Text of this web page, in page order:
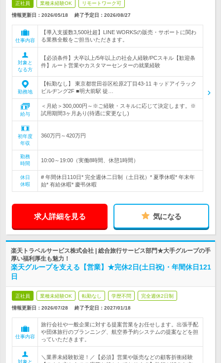
正社員 業種未経験OK リモートワーク可
情報更新日：2026/05/18 終了予定日： 2026/08/27
仕事内容
【導入支援数3,500社超】LINE WORKSの販売・サポートに関わ
る業務全般をご担当いただきます。
対象と
なる方
【必須条件】大卒以上/5年以上の社会人経験/PCスキル【歓迎条
件】ルート営業やカスタマーセンターの就業経験
勤務地
【転勤なし】 東京都世田谷区松原2丁目43-11 キッドアイラック
ビルヂング2F ■明大前駅 徒…
給与
＜月給＞300,000円～※ご経験・スキルに応じて決定します。※
試用期間3ヶ月あり(待遇に変更なし)
初年度
年収
360万円～420万円
勤務
時間
10:00～19:00（実働8時間、休憩1時間）
休日
休暇
# 年間休日110日* 完全週休二日制（土日祝）* 夏季休暇* 年末年
始* 有給休暇* 慶弔休暇
求人詳細を見る 気になる
楽天トラベルサービス株式会社 | 総合旅行サービス部門★大手グループの手
厚い福利厚生も魅力！
楽天グループを支える【営業】★完休2日(土日祝)・年間休日121
日
正社員 業種未経験OK 転勤なし 学歴不問 完全週休2日制
情報更新日：2026/07/28 終了予定日： 2027/01/18
仕事内容
旅行会社や一般企業に対する提案営業をお任せします。出張手配
や団体旅行のプランニング、航空券予約システムの提案などを担
っていただきます。
対象と
＼業界未経験歓迎！／【必須】営業や販売などの顧客折衝経験